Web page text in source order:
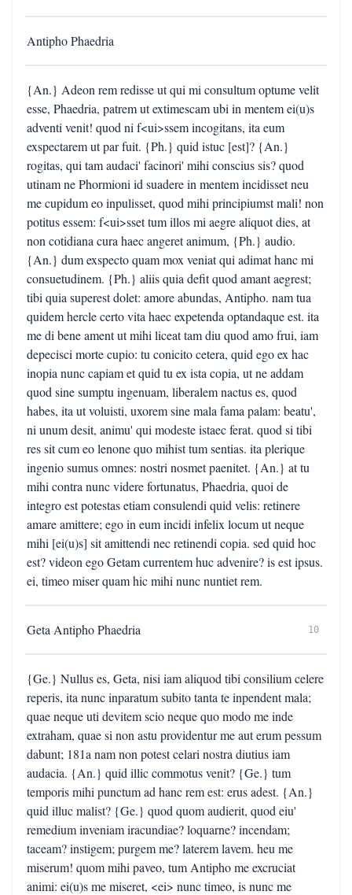
Antipho Phaedria
{An.} Adeon rem redisse ut qui mi consultum optume velit
esse, Phaedria, patrem ut extimescam ubi in mentem ei(u)s
adventi venit! quod ni f<ui>ssem incogitans, ita eum
exspectarem ut par fuit. {Ph.} quid istuc [est]? {An.}
rogitas, qui tam audaci' facinori' mihi conscius sis? quod
utinam ne Phormioni id suadere in mentem incidisset neu
me cupidum eo inpulisset, quod mihi principiumst mali! non
potitus essem: f<ui>sset tum illos mi aegre aliquot dies, at
non cotidiana cura haec angeret animum, {Ph.} audio.
{An.} dum exspecto quam mox veniat qui adimat hanc mi
consuetudinem. {Ph.} aliis quia defit quod amant aegrest;
tibi quia superest dolet: amore abundas, Antipho. nam tua
quidem hercle certo vita haec expetenda optandaque est. ita
me di bene ament ut mihi liceat tam diu quod amo frui, iam
depecisci morte cupio: tu conicito cetera, quid ego ex hac
inopia nunc capiam et quid tu ex ista copia, ut ne addam
quod sine sumptu ingenuam, liberalem nactus es, quod
habes, ita ut voluisti, uxorem sine mala fama palam: beatu',
ni unum desit, animu' qui modeste istaec ferat. quod si tibi
res sit cum eo lenone quo mihist tum sentias. ita plerique
ingenio sumus omnes: nostri nosmet paenitet. {An.} at tu
mihi contra nunc videre fortunatus, Phaedria, quoi de
integro est potestas etiam consulendi quid velis: retinere
amare amittere; ego in eum incidi infelix locum ut neque
mihi [ei(u)s] sit amittendi nec retinendi copia. sed quid hoc
est? videon ego Getam currentem huc advenire? is est ipsus.
ei, timeo miser quam hic mihi nunc nuntiet rem.
Geta Antipho Phaedria 10
{Ge.} Nullus es, Geta, nisi iam aliquod tibi consilium celere
reperis, ita nunc inparatum subito tanta te inpendent mala;
quae neque uti devitem scio neque quo modo me inde
extraham, quae si non astu providentur me aut erum pessum
dabunt; 181a nam non potest celari nostra diutius iam
audacia. {An.} quid illic commotus venit? {Ge.} tum
temporis mihi punctum ad hanc rem est: erus adest. {An.}
quid illuc malist? {Ge.} quod quom audierit, quod eiu'
remedium inveniam iracundiae? loquarne? incendam;
taceam? instigem; purgem me? laterem lavem. heu me
miserum! quom mihi paveo, tum Antipho me excruciat
animi: ei(u)s me miseret, <ei> nunc timeo, is nunc me